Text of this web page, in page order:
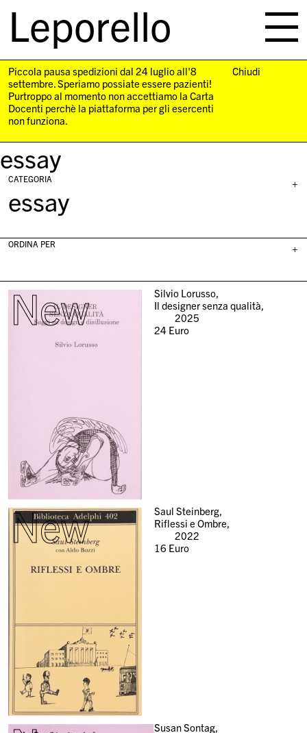
Leporello
navigation
Piccola pausa spedizioni dal 24 luglio all'8
settembre. Speriamo possiate essere pazienti!
Purtroppo al momento non accettiamo la Carta
Docenti perchè la piattaforma per gli esercenti
non funziona.
Chiudi
essay
+
CATEGORIA
essay
+
ORDINA PER
New
Silvio Lorusso,
Il designer senza qualità,
2025
24Euro
New
Saul Steinberg,
Riflessi e Ombre,
2022
16 Euro
Susan Sontag,